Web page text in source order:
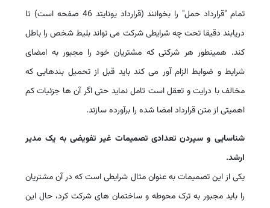
تمام "قرارداد حمل" را بخوانند (قرارداد یونایتد 46 صفحه است) تا
دریابند دقیقا تحت چه شرایطی شرکت می تواند بلیط شخص را باطل
کند. همینطور هر شرکتی که مشتریان خود را مجبور به امضای
شرایط و ضوابط الزام آور می کند باید قبل از تحمیل بندهایی که
مخالف با درایت و تعقل است تامل نماید حتی اگر آن ها جزئیات کم
اهمیتی از متن قرارداد امضا شده را برآورده سازند.
شناسایی و سپردن تعدادی تصمیمات غیر تفویضی به یک مدیر
ارشد.
یکی از این تصمیمات به عنوان مثال شرایطی است که در آن مشتریان
را باید مجبور به ترک محوطه و ساختمان های شرکت کرد، حال این